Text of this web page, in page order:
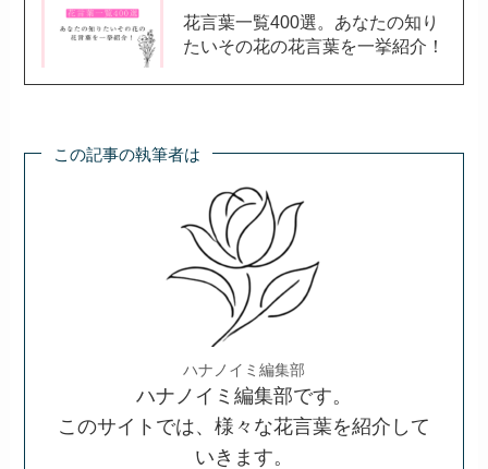
花言葉一覧400選。あなたの知り
たいその花の花言葉を一挙紹介！
この記事の執筆者は
ハナノイミ編集部
ハナノイミ編集部です。
このサイトでは、様々な花言葉を紹介して
いきます。